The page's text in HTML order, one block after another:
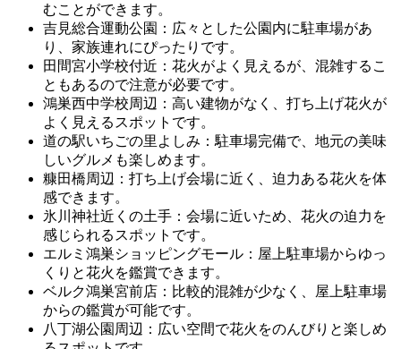
むことができます。
吉見総合運動公園：広々とした公園内に駐車場があ
り、家族連れにぴったりです。
田間宮小学校付近：花火がよく見えるが、混雑するこ
ともあるので注意が必要です。
鴻巣西中学校周辺：高い建物がなく、打ち上げ花火が
よく見えるスポットです。
道の駅いちごの里よしみ：駐車場完備で、地元の美味
しいグルメも楽しめます。
糠田橋周辺：打ち上げ会場に近く、迫力ある花火を体
感できます。
氷川神社近くの土手：会場に近いため、花火の迫力を
感じられるスポットです。
エルミ鴻巣ショッピングモール：屋上駐車場からゆっ
くりと花火を鑑賞できます。
ベルク鴻巣宮前店：比較的混雑が少なく、屋上駐車場
からの鑑賞が可能です。
八丁湖公園周辺：広い空間で花火をのんびりと楽しめ